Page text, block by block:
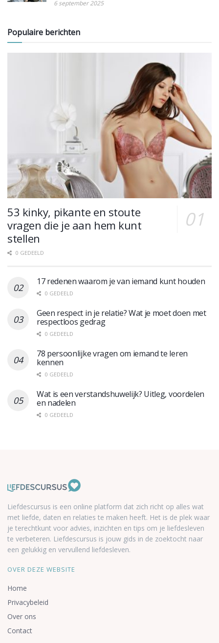
6 september 2025
Populaire berichten
53 kinky, pikante en stoute
vragen die je aan hem kunt
stellen
0 GEDEELD
17 redenen waarom je van iemand kunt houden
0 GEDEELD
Geen respect in je relatie? Wat je moet doen met
respectloos gedrag
0 GEDEELD
78 persoonlijke vragen om iemand te leren
kennen
0 GEDEELD
Wat is een verstandshuwelijk? Uitleg, voordelen
en nadelen
0 GEDEELD
Liefdescursus is een online platform dat zich richt op alles wat
met liefde, daten en relaties te maken heeft. Het is de plek waar
je terechtkunt voor advies, inzichten en tips om je liefdesleven
te verbeteren. Liefdescursus is jouw gids in de zoektocht naar
een gelukkig en vervullend liefdesleven.
OVER DEZE WEBSITE
Home
Privacybeleid
Over ons
Contact